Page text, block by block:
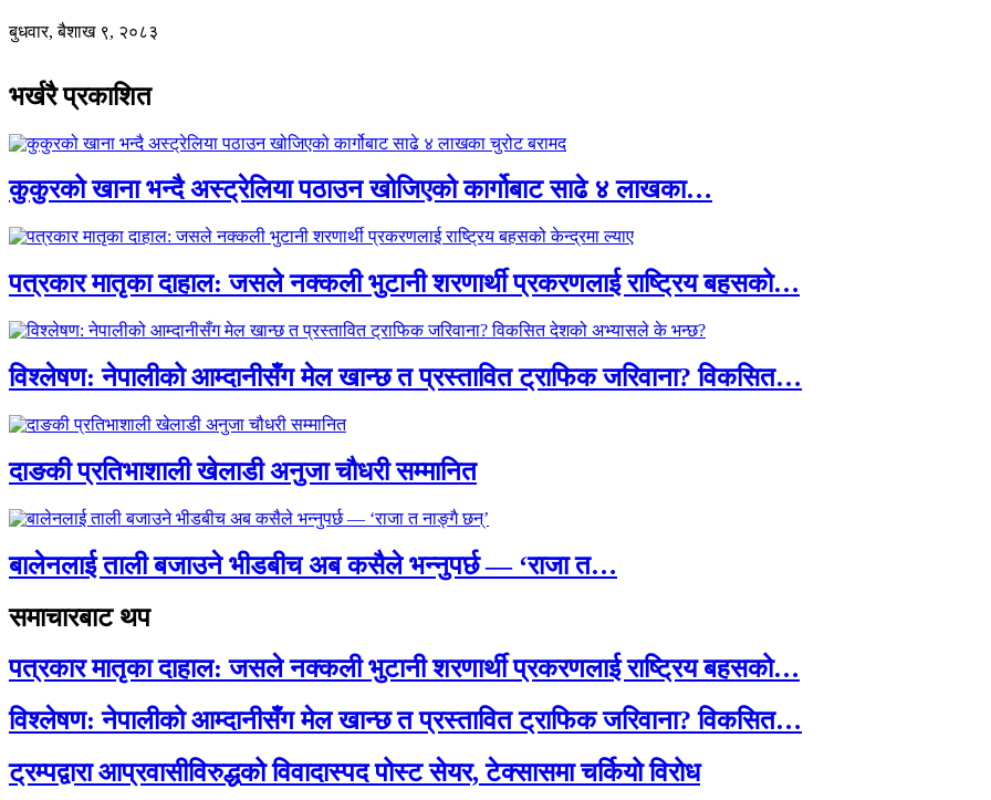
बुधवार, बैशाख ९, २०८३
भर्खरै प्रकाशित
कुकुरको खाना भन्दै अस्ट्रेलिया पठाउन खोजिएको कार्गोबाट साढे ४ लाखका…
पत्रकार मातृका दाहाल: जसले नक्कली भुटानी शरणार्थी प्रकरणलाई राष्ट्रिय बहसको…
विश्लेषण: नेपालीको आम्दानीसँग मेल खान्छ त प्रस्तावित ट्राफिक जरिवाना? विकसित…
दाङकी प्रतिभाशाली खेलाडी अनुजा चौधरी सम्मानित
बालेनलाई ताली बजाउने भीडबीच अब कसैले भन्नुपर्छ — ‘राजा त…
समाचारबाट थप
पत्रकार मातृका दाहाल: जसले नक्कली भुटानी शरणार्थी प्रकरणलाई राष्ट्रिय बहसको…
विश्लेषण: नेपालीको आम्दानीसँग मेल खान्छ त प्रस्तावित ट्राफिक जरिवाना? विकसित…
ट्रम्पद्वारा आप्रवासीविरुद्धको विवादास्पद पोस्ट सेयर, टेक्सासमा चर्कियो विरोध